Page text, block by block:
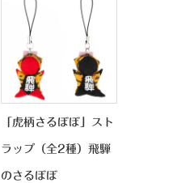
に
複
数
の
エ
「虎柄さるぼぼ」スト
ラップ（全2種）飛騨
のさるぼぼ